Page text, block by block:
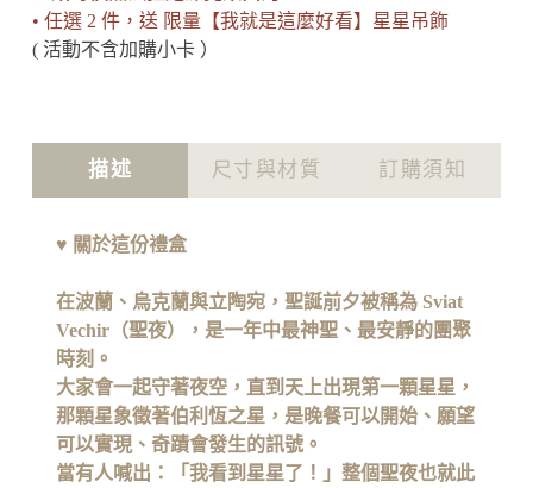
• 任選 2 件，送 限量【我就是這麼好看】星星吊飾
( 活動不含加購小卡 ）
描述 尺寸與材質 訂購須知
♥ 關於這份禮盒
在波蘭、烏克蘭與立陶宛，聖誕前夕被稱為 Sviat
Vechir（聖夜），是一年中最神聖、最安靜的團聚
時刻。
大家會一起守著夜空，直到天上出現第一顆星星，
那顆星象徵著伯利恆之星，是晚餐可以開始、願望
可以實現、奇蹟會發生的訊號。
當有人喊出：「我看到星星了！」整個聖夜也就此